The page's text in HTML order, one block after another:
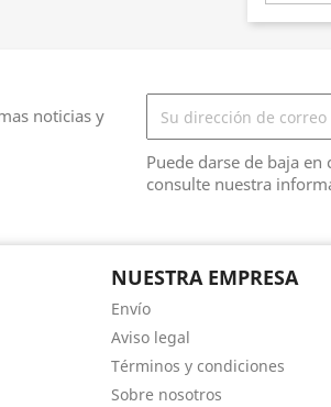
noticias y
Puede darse de baja
consulte nuestra
NUESTRA EMPRESA
Envío
Aviso legal
Términos y condiciones
Sobre nosotros